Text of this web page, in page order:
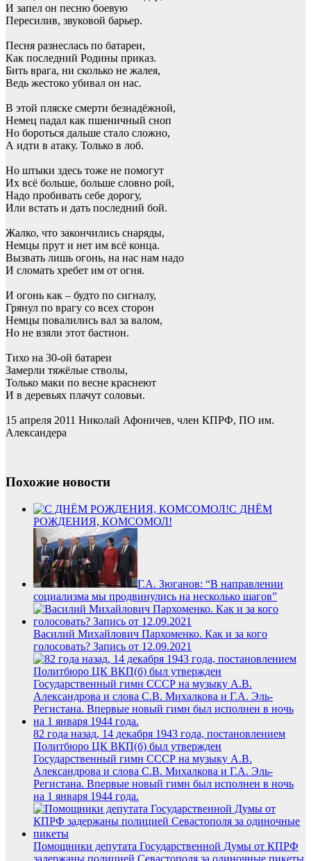
И запел он песню боевую
Пересилив, звуковой барьер.
Песня разнеслась по батареи,
Как последний Родины приказ.
Бить врага, ни сколько не жалея,
Ведь жестоко убивал он нас.
В этой пляске смерти безнадёжной,
Немец падал как пшеничный сноп
Но бороться дальше стало сложно,
А идти в атаку. Только в лоб.
Но штыки здесь тоже не помогут
Их всё больше, больше словно рой,
Надо пробивать себе дорогу,
Или встать и дать последний бой.
Жалко, что закончились снаряды,
Немцы прут и нет им всё конца.
Вызвать лишь огонь, на нас нам надо
И сломать хребет им от огня.
И огонь как – будто по сигналу,
Грянул по врагу со всех сторон
Немцы повалились вал за валом,
Но не взяли этот бастион.
Тихо на 30-ой батареи
Замерли тяжёлые стволы,
Только маки по весне краснеют
И в деревьях плачут соловьи.
15 апреля 2011 Николай Афоничев, член КПРФ, ПО им.
Александера
Похожие новости
С ДНЁМ
РОЖДЕНИЯ, КОМСОМОЛ!
Г.А. Зюганов: “В направлении
социализма мы продвинулись на несколько шагов”
Василий Михайлович Пархоменко. Как и за кого
голосовать? Запись от 12.09.2021
82 года назад, 14 декабря 1943 года, постановлением
Политбюро ЦК ВКП(б) был утвержден
Государственный гимн СССР на музыку А.В.
Александрова и слова С.В. Михалкова и Г.А. Эль-
Регистана. Впервые новый гимн был исполнен в ночь
на 1 января 1944 года.
Помощники депутата Государственной Думы от КПРФ
задержаны полицией Севастополя за одиночные пикеты